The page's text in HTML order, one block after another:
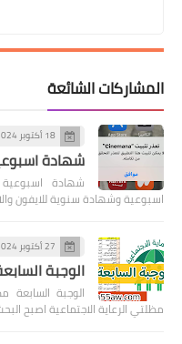
المشاركات الشائعة
18 أكتوبر 2024
شهادة
شهادة
اسبوعية وشهادة سنوية للايفون
27 أكتوبر 2024
الوجبة
الوجبة السابعة
مظلتي الرعاية الاجتماعية اصبح